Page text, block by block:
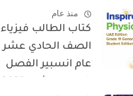
المطبقة لمنهاج
الوزارة فى الامارات
منذ عام
كتاب الطالب فيزياء
الصف الحادي عشر
عام انسبير الفصل